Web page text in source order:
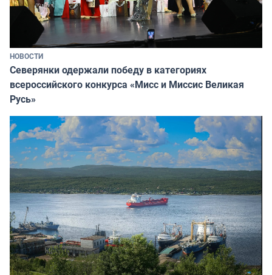
НОВОСТИ
Северянки одержали победу в категориях
всероссийского конкурса «Мисс и Миссис Великая
Русь»